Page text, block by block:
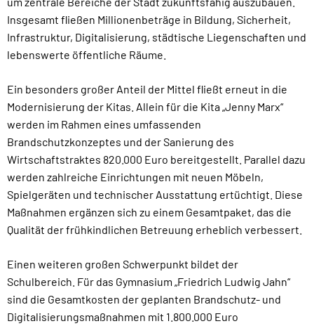
Insgesamt fließen Millionenbeträge in Bildung, Sicherheit,
Infrastruktur, Digitalisierung, städtische Liegenschaften und
lebenswerte öffentliche Räume.
Ein besonders großer Anteil der Mittel fließt erneut in die
Modernisierung der Kitas. Allein für die Kita „Jenny Marx“
werden im Rahmen eines umfassenden
Brandschutzkonzeptes und der Sanierung des
Wirtschaftstraktes 820.000 Euro bereitgestellt. Parallel dazu
werden zahlreiche Einrichtungen mit neuen Möbeln,
Spielgeräten und technischer Ausstattung ertüchtigt. Diese
Maßnahmen ergänzen sich zu einem Gesamtpaket, das die
Qualität der frühkindlichen Betreuung erheblich verbessert.
Einen weiteren großen Schwerpunkt bildet der
Schulbereich. Für das Gymnasium „Friedrich Ludwig Jahn“
sind die Gesamtkosten der geplanten Brandschutz- und
Digitalisierungsmaßnahmen mit 1.800.000 Euro